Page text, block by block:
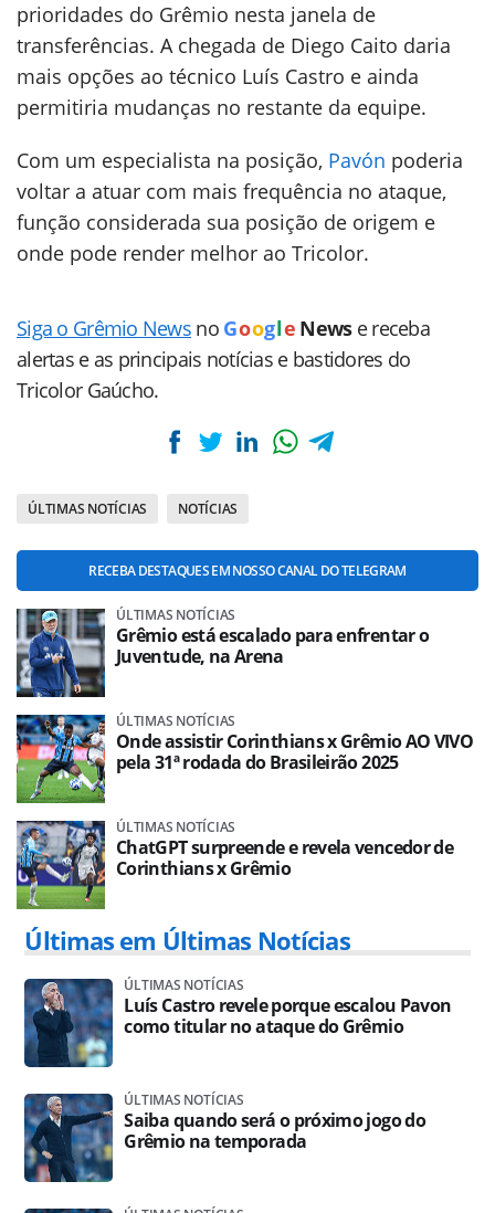
prioridades do Grêmio nesta janela de
transferências. A chegada de Diego Caito daria
mais opções ao técnico Luís Castro e ainda
permitiria mudanças no restante da equipe.
Com um especialista na posição, Pavón poderia
voltar a atuar com mais frequência no ataque,
função considerada sua posição de origem e
onde pode render melhor ao Tricolor.
Siga o Grêmio News no Goog le News e receba
alertas e as principais notícias e bastidores do
Tricolor Gaúcho.
ÚLTIMAS NOTÍCIAS NOTÍCIAS
RECEBA DESTAQUES EM NOSSO CANAL DO TELEGRAM
ÚLTIMAS NOTÍCIAS
Grêmio está escalado para enfrentar o
Juventude, na Arena
ÚLTIMAS NOTÍCIAS
Onde assistir Corinthians x Grêmio AO VIVO
pela 31ª rodada do Brasileirão 2025
ÚLTIMAS NOTÍCIAS
ChatGPT surpreende e revela vencedor de
Corinthians x Grêmio
Últimas em Últimas Notícias
ÚLTIMAS NOTÍCIAS
Luís Castro revele porque escalou Pavon
como titular no ataque do Grêmio
ÚLTIMAS NOTÍCIAS
Saiba quando será o próximo jogo do
Grêmio na temporada